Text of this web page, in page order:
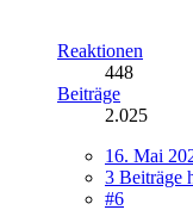
Reaktionen
448
Beiträge
2.025
16. Mai
3 Beiträge
#6